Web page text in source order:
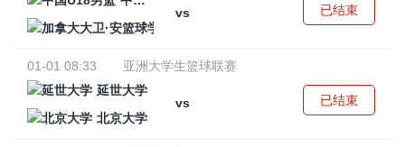
vs
已结束
01-01 08:33
亚洲大学生篮球联赛
延世大学
vs
北京大学
已结束